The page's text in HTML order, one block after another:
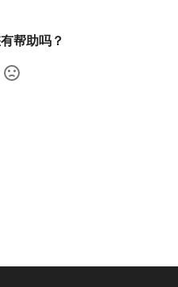
帮助吗？